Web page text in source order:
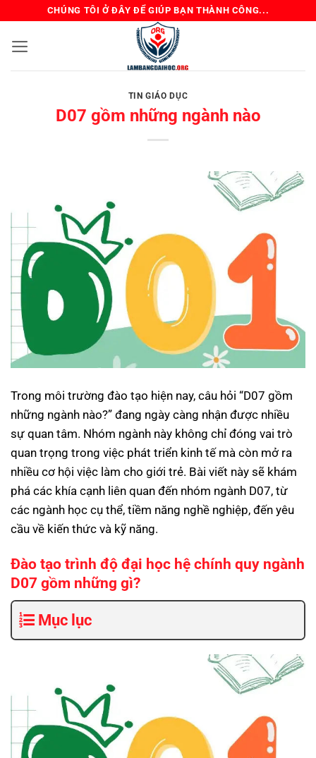
nội
CHÚNG TÔI Ở ĐÂY ĐỂ GIÚP BẠN THÀNH CÔNG...
TIN GIÁO DỤC
D07 gồm những ngành nào
Trong môi trường đào tạo hiện nay, câu hỏi “D07 gồm
những ngành nào?” đang ngày càng nhận được nhiều
sự quan tâm. Nhóm ngành này không chỉ đóng vai trò
quan trọng trong việc phát triển kinh tế mà còn mở ra
nhiều cơ hội việc làm cho giới trẻ. Bài viết này sẽ khám
phá các khía cạnh liên quan đến nhóm ngành D07, từ
các ngành học cụ thể, tiềm năng nghề nghiệp, đến yêu
cầu về kiến thức và kỹ năng.
Đào tạo trình độ đại học hệ chính quy ngành
D07 gồm những gì?
Mục lục